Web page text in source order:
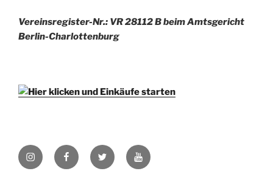
Vereinsregister-Nr.: VR 28112 B beim Amtsgericht
Berlin-Charlottenburg
InstagramFacebookTwitter YouTube